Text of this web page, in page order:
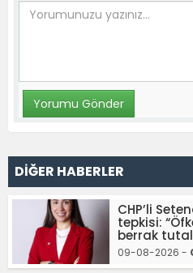
DİĞER HABERLER
CHP’li
tepkisi:
berrak
09-08-2026 -